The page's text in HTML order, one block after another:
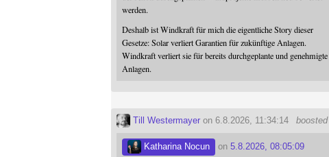
werden.
Deshalb ist Windkraft für mich die eigentliche Story dieser
Gesetze: Solar verliert Garantien für zukünftige Anlagen.
Windkraft verliert sie für bereits durchgeplante und genehmigte
Anlagen.
boosted
Till Westermayer on 6.8.2026, 11:34:14
Katharina Nocun on5.8.2026, 08:05:09